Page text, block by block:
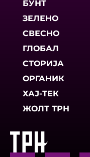
БУНТ
ЗЕЛЕНО
СВЕСНО
ГЛОБАЛ
СТОРИЈА
ОРГАНИК
ХАЈ-ТЕК
ЖОЛТ ТРН